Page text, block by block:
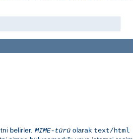
belirler. MIME-türü olarak text/html